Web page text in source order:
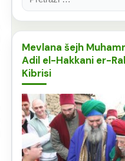
Mevlana šejh
Adil el-Hakkani er-
Kibrisi